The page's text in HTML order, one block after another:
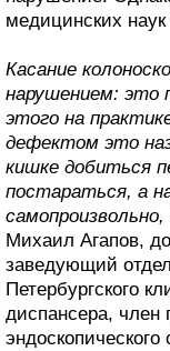
медицинских
Касание
нарушением: это
этого на
дефектом это
кишке добиться
постараться, а
Михаил Агапов,
заведующий
Петербургского
диспансера, член